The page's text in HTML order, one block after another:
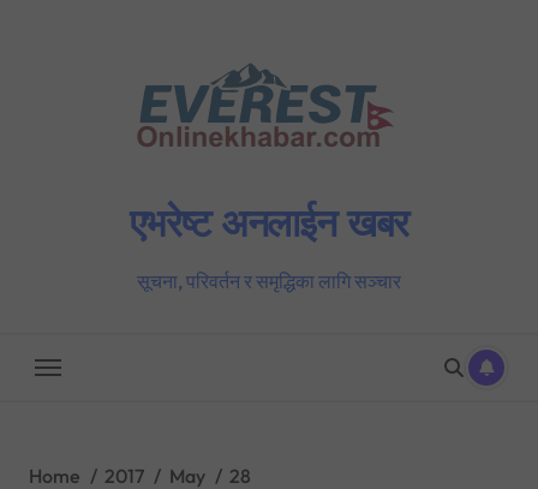
एभरेष्ट अनलाईन खबर
सूचना, परिवर्तन र समृद्धिका लागि सञ्चार
Home 2017 May
28